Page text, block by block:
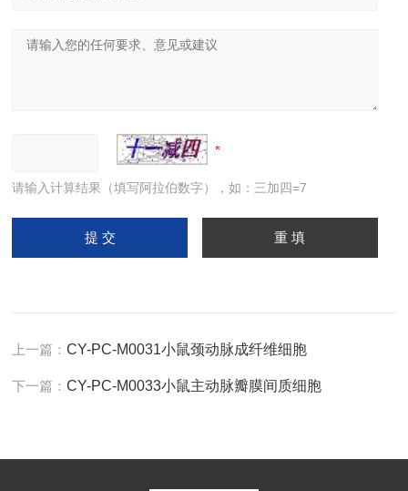
请输入计算结果（填写阿拉伯数字），如：三加四=7
上一篇：CY-PC-M0031小鼠颈动脉成纤维细胞
下一篇：CY-PC-M0033小鼠主动脉瓣膜间质细胞